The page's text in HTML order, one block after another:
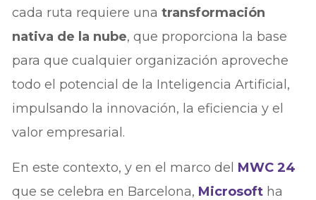
cada ruta requiere unatransformación
nativa de la nube, que proporciona la base
para que cualquier organización aproveche
todo el potencial de la Inteligencia Artificial,
impulsando la innovación, la eficiencia y el
valor empresarial.
En este contexto, y en el marco del MWC 24
que se celebra en Barcelona, Microsoft ha